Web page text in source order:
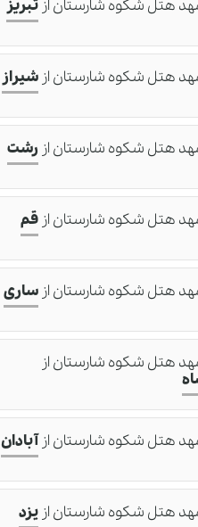
هتل شکوه شارستان از تبریز
هتل شکوه شارستان از شیراز
هتل شکوه شارستان از رشت
هتل شکوه شارستان از قم
هتل شکوه شارستان از ساری
هتل شکوه شارستان از
هتل شکوه شارستان ازآبادان
هتل شکوه شارستان از یزد